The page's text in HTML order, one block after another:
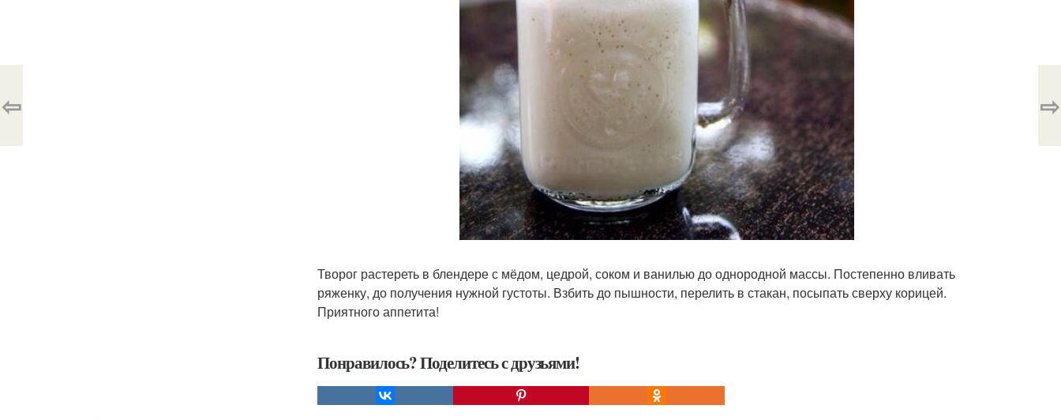
Творог растереть в блендере с мёдом, цедрой, соком и ванилью до однородной массы. Постепенно вливать
ряженку, до получения нужной густоты. Взбить до пышности, перелить в стакан, посыпать сверху корицей.
Приятного аппетита!
Понравилось? Поделитесь с друзьями!
⇦ ⇨